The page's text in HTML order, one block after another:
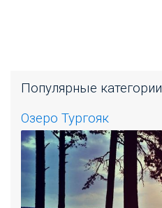
Популярные категории
Озеро Тургояк